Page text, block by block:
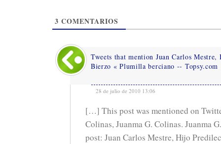
a
b
3 COMENTARIOS
Tweets that mention Juan Carlos
Bierzo « Plumilla berciano -- Topsy.com
28 de julio de 2010 13:06
[…] This post was mentioned on
Colinas, Juanma G. Colinas. Juanma
post: Juan Carlos Mestre, Hijo